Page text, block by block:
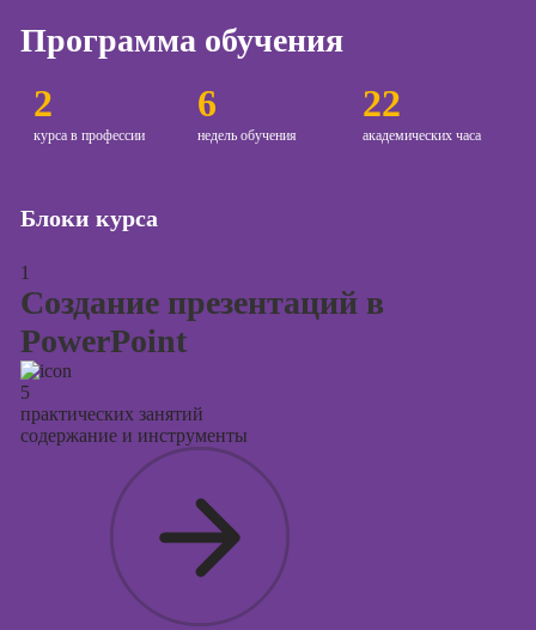
контекстной
2
курса в профессии
6
недель обучения
22
академических часа
Программа обучения
Блоки курса
1
Создание презентаций в
PowerPoint
5
практических занятий
содержание и инструменты